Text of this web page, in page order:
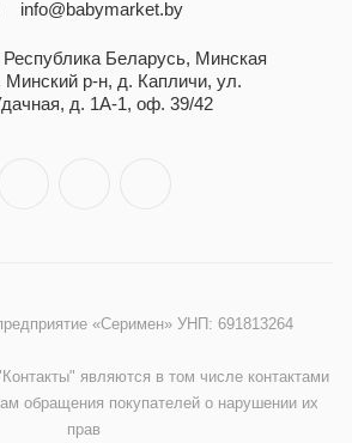
info@babymarket.by
Республика Беларусь, Минская
Минский р-н, д. Капличи, ул.
д. 1А-1, оф. 39/42
«Серимен» УНП: 691813264
являются в том числе контактами
обращения покупателей о нарушении их
прав